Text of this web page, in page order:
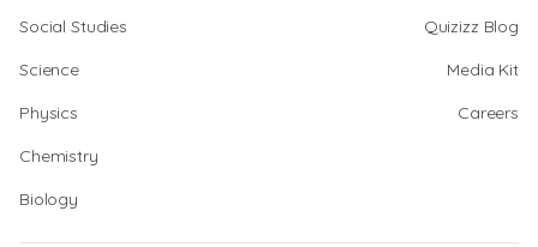
Social Studies
Science
Physics
Chemistry
Biology
Quizizz Blog
Media Kit
Careers